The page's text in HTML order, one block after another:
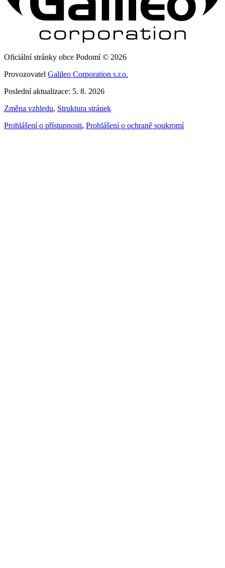
Oficiální stránky obce Podomí © 2026
Provozovatel Galileo Corporation s.r.o.
Poslední aktualizace: 5. 8. 2026
Změna vzhledu, Struktura stránek
Prohlášení o přístupnosti, Prohlášení o ochraně soukromí